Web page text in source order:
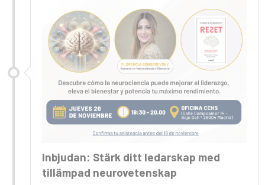
Inbjudan: Stärk ditt ledarskap med
tillämpad neurovetenskap